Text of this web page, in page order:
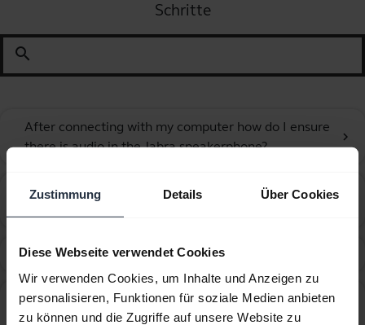
Zustimmung Details Über Cookies
Diese Webseite verwendet Cookies
Wir verwenden Cookies, um Inhalte und Anzeigen zu
personalisieren, Funktionen für soziale Medien anbieten
zu können und die Zugriffe auf unsere Website zu
Schritte
search
After connecting with my computer how do I ensure
there is audio in the Jabra speakerphone?
chevron_right
Can I use my new Jabra Bluetooth device with other
chevron_right
How do I charge the Jabra Elite Speaker?
How do I connect the Jabra Elite Speaker to my
computer?